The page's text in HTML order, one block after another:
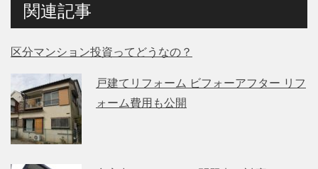
関連記事
区分マンション投資ってどうなの？
戸建てリフォーム ビフォーアフター リフ
ォーム費用も公開